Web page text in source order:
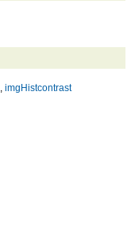
imgHistcontrast